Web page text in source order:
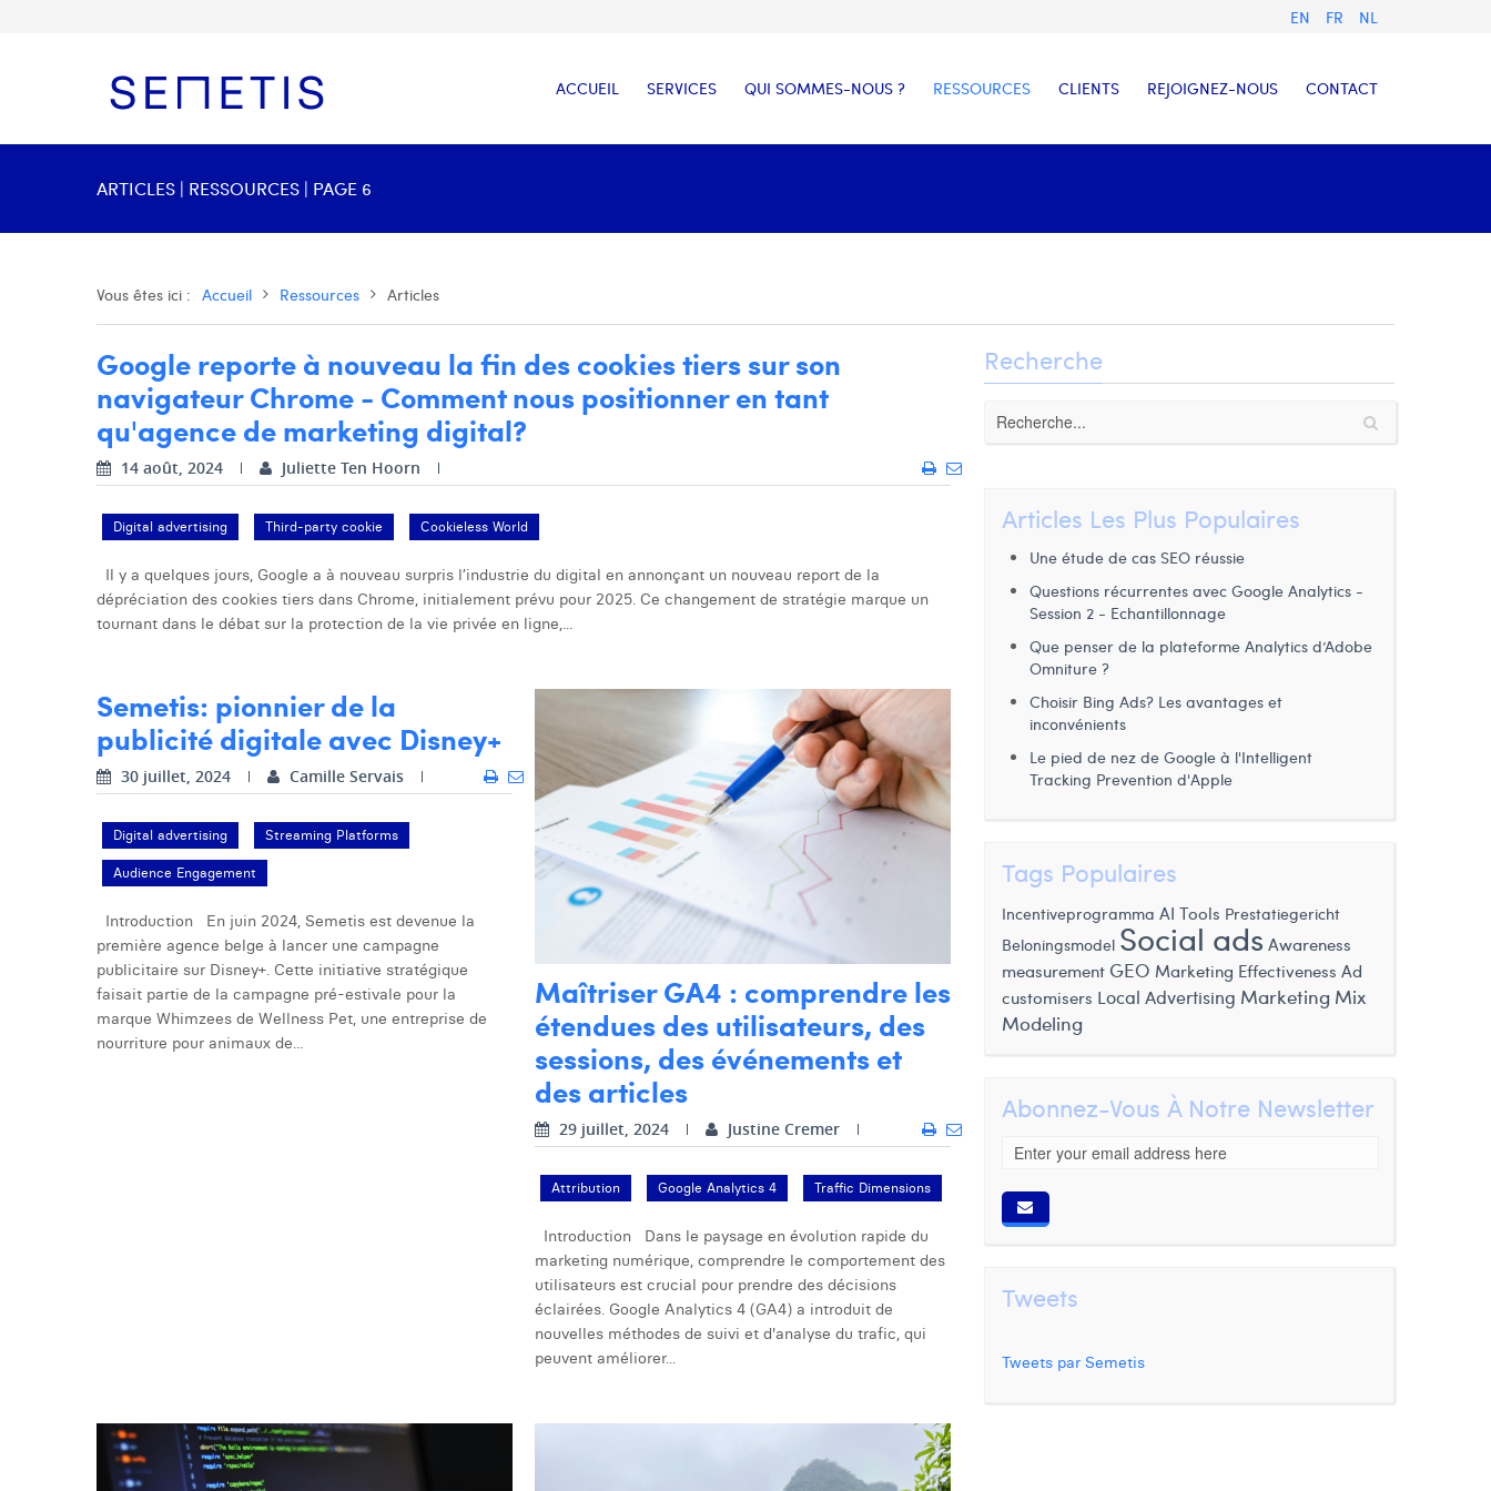
EN FR NL
ACCUEIL SERVICES QUI SOMMES-NOUS ? RESSOURCES CLIENTS REJOIGNEZ-NOUS CONTACT
ARTICLES | RESSOURCES | PAGE 6
Vous êtes ici : Accueil Ressources Articles
Google reporte à nouveau la fin des cookies tiers sur son
navigateur Chrome - Comment nous positionner en tant
qu'agence de marketing digital?
14 août, 2024 Juliette Ten Hoorn
Digital advertising Third-party cookie Cookieless World
Il y a quelques jours, Google a à nouveau surpris l’industrie du digital en annonçant un nouveau report de la
dépréciation des cookies tiers dans Chrome, initialement prévu pour 2025. Ce changement de stratégie marque un
tournant dans le débat sur la protection de la vie privée en ligne,...
Semetis: pionnier de la
publicité digitale avec Disney+
30 juillet, 2024 Camille Servais
Digital advertising Streaming Platforms
Audience Engagement
Introduction En juin 2024, Semetis est devenue la
première agence belge à lancer une campagne
publicitaire sur Disney+. Cette initiative stratégique
faisait partie de la campagne pré-estivale pour la
marque Whimzees de Wellness Pet, une entreprise de
nourriture pour animaux de...
Maîtriser GA4 : comprendre les
étendues des utilisateurs, des
sessions, des événements et
des articles
29 juillet, 2024 Justine Cremer
Attribution Google Analytics 4 Traffic Dimensions
Introduction Dans le paysage en évolution rapide du
marketing numérique, comprendre le comportement des
utilisateurs est crucial pour prendre des décisions
éclairées. Google Analytics 4 (GA4) a introduit de
nouvelles méthodes de suivi et d'analyse du trafic, qui
peuvent améliorer...
Recherche
Articles Les Plus Populaires
Une étude de cas SEO réussie
Questions récurrentes avec Google Analytics -
Session 2 - Echantillonnage
Que penser de la plateforme Analytics d’Adobe
Omniture ?
Choisir Bing Ads? Les avantages et
inconvénients
Le pied de nez de Google à l'Intelligent
Tracking Prevention d'Apple
Tags Populaires
Incentiveprogramma AI Tools Prestatiegericht
Beloningsmodel Social ads Awareness
measurement GEO Marketing Effectiveness Ad
customisers Local Advertising Marketing Mix
Modeling
Abonnez-Vous À Notre Newsletter
Tweets
Tweets par Semetis